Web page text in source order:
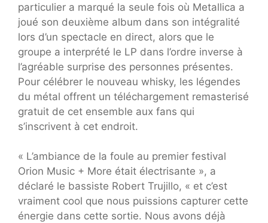
particulier a marqué la seule fois où Metallica a
joué son deuxième album dans son intégralité
lors d’un spectacle en direct, alors que le
groupe a interprété le LP dans l’ordre inverse à
l’agréable surprise des personnes présentes.
Pour célébrer le nouveau whisky, les légendes
du métal offrent un téléchargement remasterisé
gratuit de cet ensemble aux fans qui
s’inscrivent à cet endroit.
« L’ambiance de la foule au premier festival
Orion Music + More était électrisante », a
déclaré le bassiste Robert Trujillo, « et c’est
vraiment cool que nous puissions capturer cette
énergie dans cette sortie. Nous avons déjà